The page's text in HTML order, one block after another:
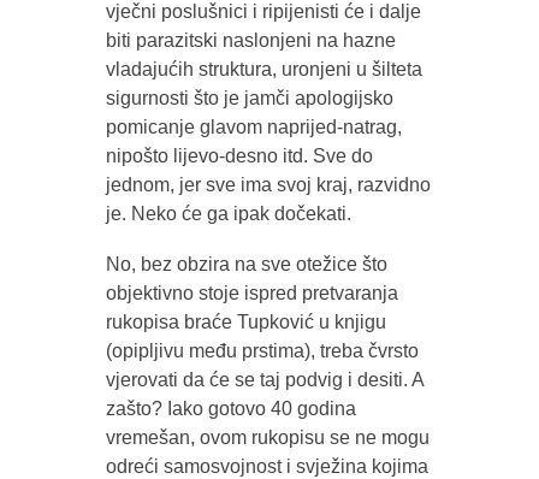
vječni poslušnici i ripijenisti će i dalje
biti parazitski naslonjeni na hazne
vladajućih struktura, uronjeni u šilteta
sigurnosti što je jamči apologijsko
pomicanje glavom naprijed-natrag,
nipošto lijevo-desno itd. Sve do
jednom, jer sve ima svoj kraj, razvidno
je. Neko će ga ipak dočekati.
No, bez obzira na sve otežice što
objektivno stoje ispred pretvaranja
rukopisa braće Tupković u knjigu
(opipljivu među prstima), treba čvrsto
vjerovati da će se taj podvig i desiti. A
zašto? Iako gotovo 40 godina
vremešan, ovom rukopisu se ne mogu
odreći samosvojnost i svježina kojima